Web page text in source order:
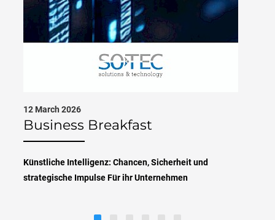
12 March 2026
Business Breakfast
Künstliche Intelligenz: Chancen, Sicherheit und
strategische Impulse Für ihr Unternehmen